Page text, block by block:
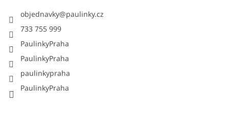
objednavky@paulinky.cz
733 755 999
PaulinkyPraha
PaulinkyPraha
paulinkypraha
PaulinkyPraha